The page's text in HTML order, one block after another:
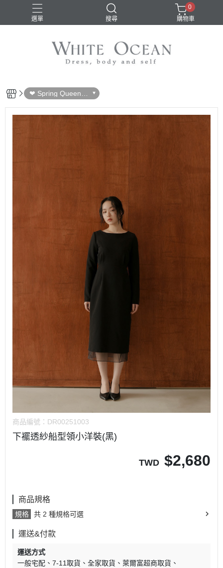
選單 搜尋
0
購物車
❤ Spring Queen S
ale
商品編號： DR00251003
下襬透紗船型領小洋裝(黑)
TWD $2,680
商品規格
規格 共 2 種規格可選
運送&付款
運送方式
一般宅配
7-11取貨 全家取貨
萊爾富超商取貨